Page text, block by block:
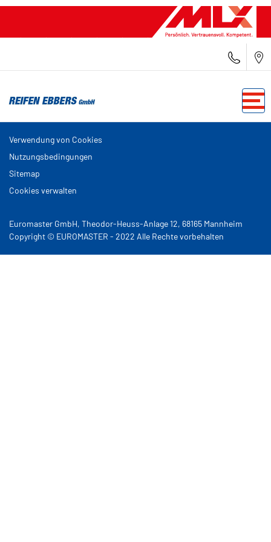
Verwendung von Cookies
Nutzungsbedingungen
Sitemap
Cookies verwalten
Euromaster GmbH, Theodor-Heuss-Anlage 12, 68165 Mannheim
Copyright © EUROMASTER - 2022 Alle Rechte vorbehalten